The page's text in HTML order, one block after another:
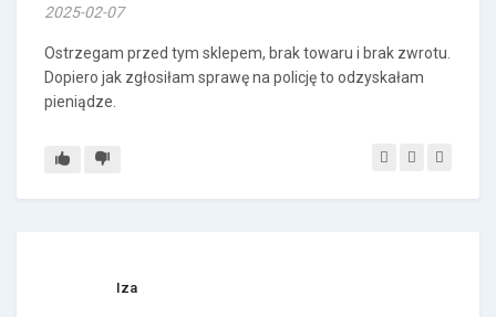
2025-02-07
Ostrzegam przed tym sklepem, brak towaru i brak zwrotu.
Dopiero jak zgłosiłam sprawę na policję to odzyskałam
pieniądze.
Iza